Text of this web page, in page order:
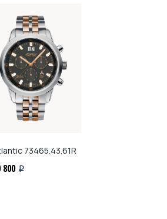
73465.43.61R
800 i